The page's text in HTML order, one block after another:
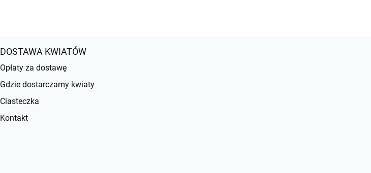
DOSTAWA KWIATÓW
Opłaty za dostawę
Gdzie dostarczamy kwiaty
Ciasteczka
Kontakt